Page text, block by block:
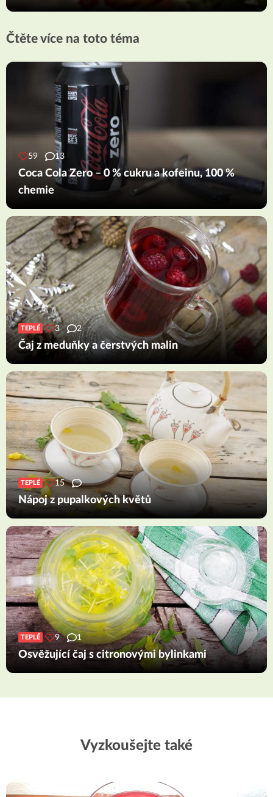
Čtěte více na toto téma
59 13
Coca Cola Zero – 0 % cukru a kofeinu, 100 %
chemie
TEPLÉ 3 2
Čaj z meduňky a čerstvých malin
TEPLÉ 15
Nápoj z pupalkových květů
TEPLÉ 9 1
Osvěžující čaj s citronovými bylinkami
Vyzkoušejte také